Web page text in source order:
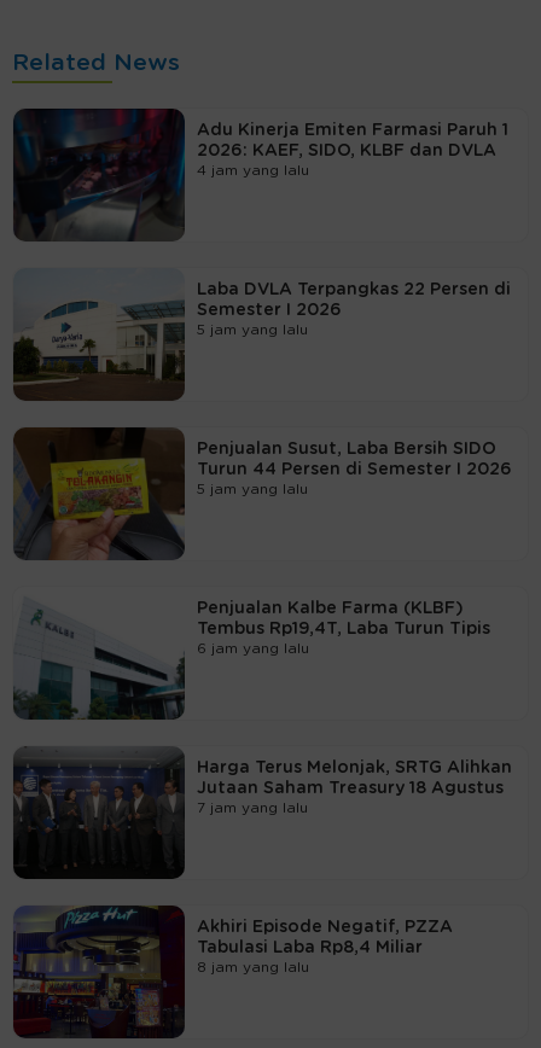
Related News
Adu Kinerja Emiten Farmasi Paruh 1
2026: KAEF, SIDO, KLBF dan DVLA
4 jam yang lalu
Laba DVLA Terpangkas 22 Persen di
Semester I 2026
5 jam yang lalu
Penjualan Susut, Laba Bersih SIDO
Turun 44 Persen di Semester I 2026
5 jam yang lalu
Penjualan Kalbe Farma (KLBF)
Tembus Rp19,4T, Laba Turun Tipis
6 jam yang lalu
Harga Terus Melonjak, SRTG Alihkan
Jutaan Saham Treasury 18 Agustus
7 jam yang lalu
Akhiri Episode Negatif, PZZA
Tabulasi Laba Rp8,4 Miliar
8 jam yang lalu